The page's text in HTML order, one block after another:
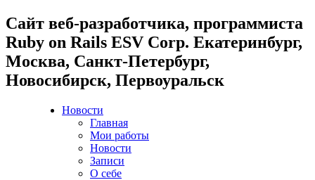
Cайт веб-разработчика, программиста
Ruby on Rails ESV Corp. Екатеринбург,
Москва, Санкт-Петербург,
Новосибирск, Первоуральск
Новости
Главная
Мои работы
Новости
Записи
О себе